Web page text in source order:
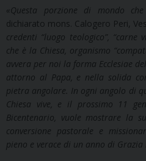
«Questa porzione di mondo
dichiarato mons. Calogero Peri,
credenti “luogo teologico”,
che è la Chiesa, organismo
avvera per noi la forma Ecclesiae
attorno al Papa, e nella solida
pietra angolare. In ogni angolo di
Chiesa vive, e il prossimo 11
Bicentenario, vuole mostrare la
conversione pastorale e
pieno e verace di un anno di Grazia